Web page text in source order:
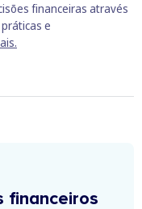
financeiras através
e
financeiros